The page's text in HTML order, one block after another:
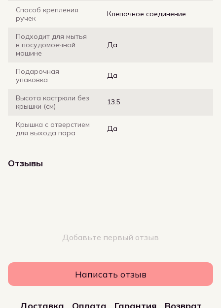
Способ крепления
ручек
Клепочное соединение
Подходит для мытья
в посудомоечной
машине
Да
Подарочная
упаковка
Да
Высота кастрюли без
крышки (см)
13.5
Крышка с отверстием
для выхода пара
Да
Отзывы
Добавьте первый отзыв
Написать отзыв
Доставка Оплата Гарантия Возврат